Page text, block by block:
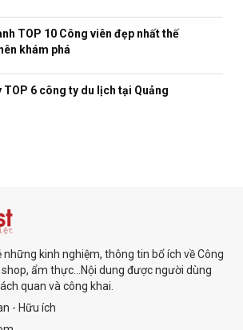
TOP 10 Công viên đẹp nhất thế
khám phá
TOP 6 công ty du lịch tại Quảng
những kinh nghiệm, thông tin bổ ích về Công
ẩm thực...Nội dung được người dùng
quan và công khai.
- Hữu ích